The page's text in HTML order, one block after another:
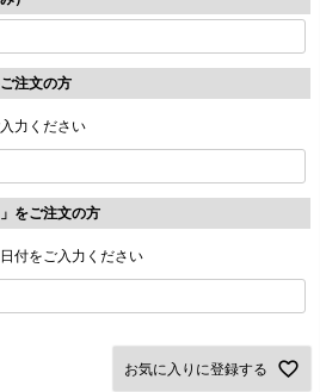
注文の方
力ください
をご注文の方
付をご入力ください
お気に入りに登録する